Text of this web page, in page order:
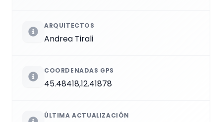
ARQUITECTOS
Andrea Tirali
COORDENADAS GPS
45.48418,12.41878
ÚLTIMA ACTUALIZACIÓN